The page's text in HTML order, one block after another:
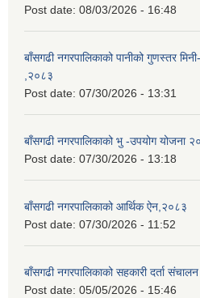
Post date: 08/03/2026 - 16:48
बाँसगढी नगरपालिकाको पानीको गुणस्तर
,२०८३
Post date: 07/30/2026 - 13:31
बाँसगढी नगरपालिकाको भु -उपयोग योजना
Post date: 07/30/2026 - 13:18
बाँसगढी नगरपालिकाको आर्थिक ऐन,२०८३
Post date: 07/30/2026 - 11:52
बाँसगढी नगरपालिकाको सहकारी दर्ता
Post date: 05/05/2026 - 15:46